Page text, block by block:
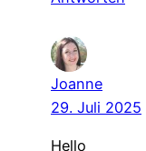
Joanne
29. Juli 2025
Hello